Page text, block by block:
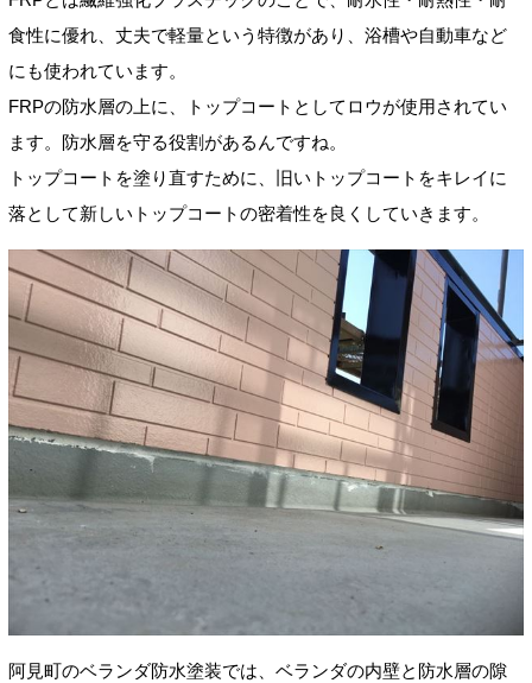
食性に優れ、丈夫で軽量という特徴があり、浴槽や自動車など
にも使われています。
FRPの防水層の上に、トップコートとしてロウが使用されてい
ます。防水層を守る役割があるんですね。
トップコートを塗り直すために、旧いトップコートをキレイに
落として新しいトップコートの密着性を良くしていきます。
阿見町のベランダ防水塗装では、ベランダの内壁と防水層の隙